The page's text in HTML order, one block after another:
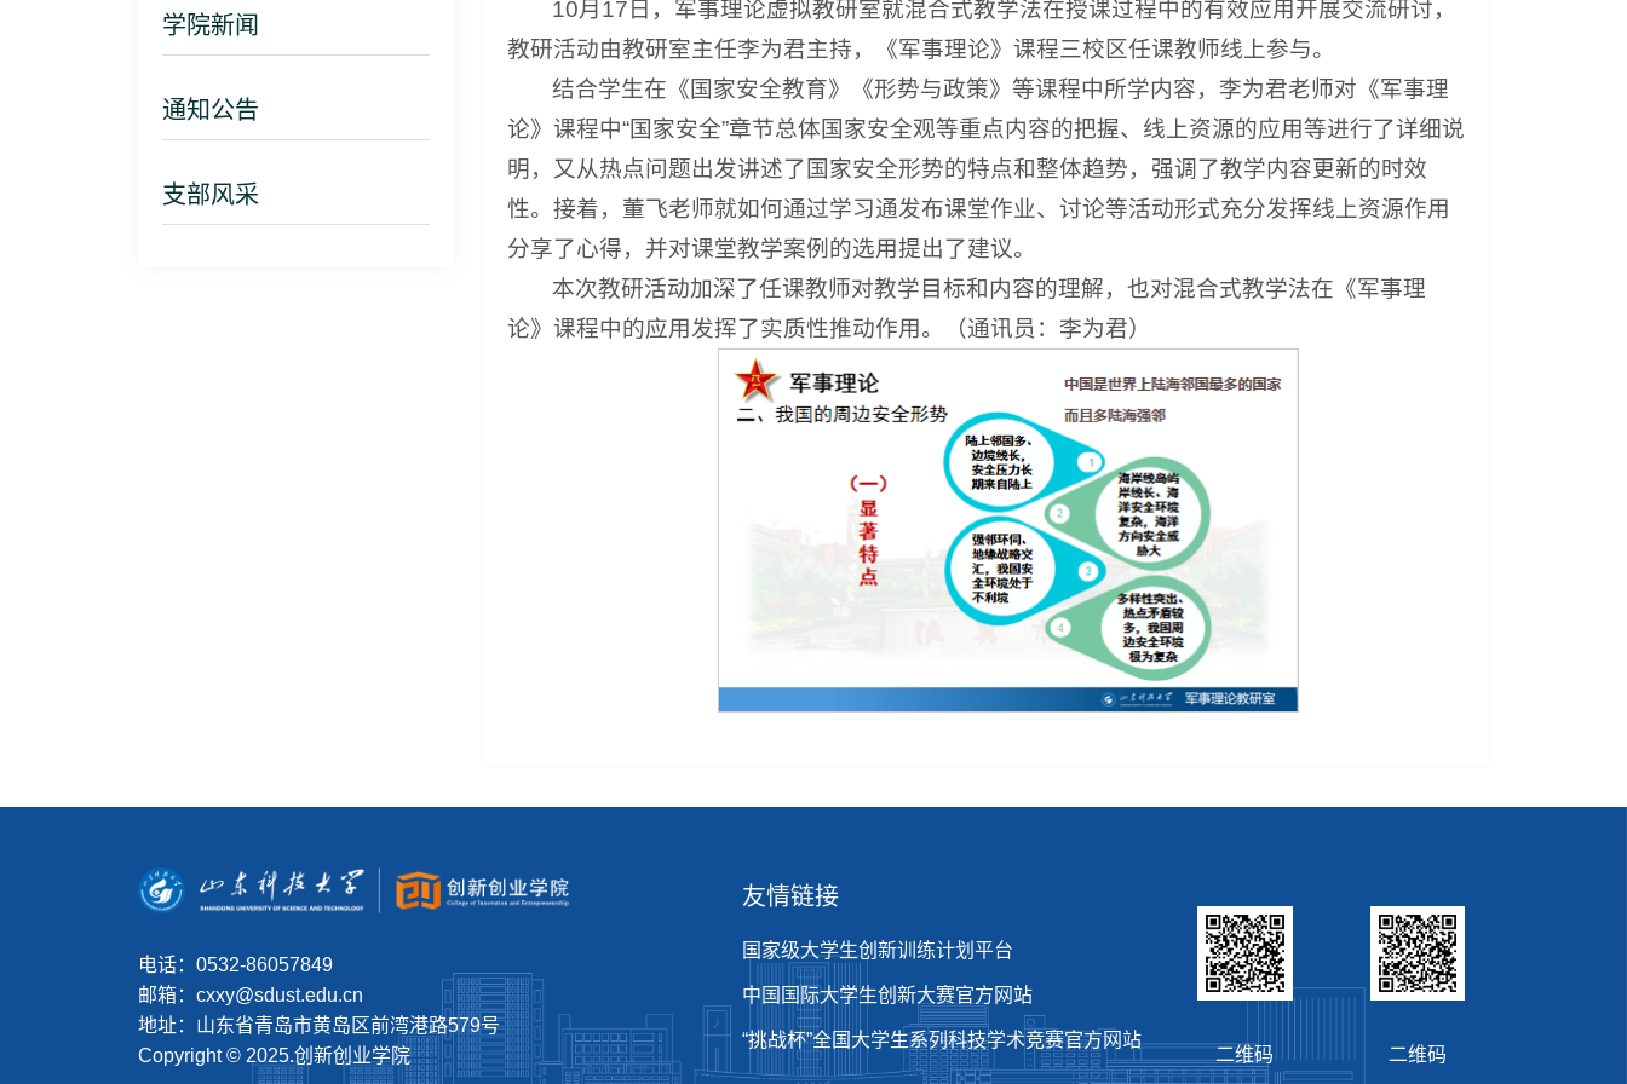
学院新闻
通知公告
支部风采
10月17日，军事理论虚拟教研室就混合式教学法在授课过程中的有效应用开展交流研讨，
教研活动由教研室主任李为君主持，《军事理论》课程三校区任课教师线上参与。
结合学生在《国家安全教育》《形势与政策》等课程中所学内容，李为君老师对《军事理
论》课程中“国家安全”章节总体国家安全观等重点内容的把握、线上资源的应用等进行了详细说
明，又从热点问题出发讲述了国家安全形势的特点和整体趋势，强调了教学内容更新的时效
性。接着，董飞老师就如何通过学习通发布课堂作业、讨论等活动形式充分发挥线上资源作用
分享了心得，并对课堂教学案例的选用提出了建议。
本次教研活动加深了任课教师对教学目标和内容的理解，也对混合式教学法在《军事理
论》课程中的应用发挥了实质性推动作用。（通讯员：李为君）
电话：0532-86057849
邮箱：cxxy@sdust.edu.cn
地址：山东省青岛市黄岛区前湾港路579号
Copyright © 2025.创新创业学院
友情链接
国家级大学生创新训练计划平台
中国国际大学生创新大赛官方网站
“挑战杯”全国大学生系列科技学术竞赛官方网站
二维码 二维码